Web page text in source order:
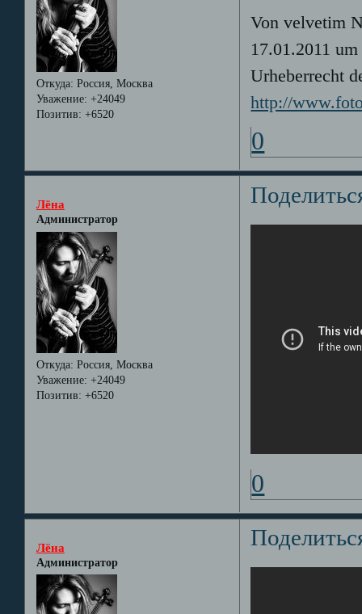
Откуда: Россия, Москва
Уважение: +24049
Позитив: +6520
Von velvetim
17.01.2011
Urheberrecht
http://
0
Лёна
Администратор
Откуда: Россия, Москва
Уважение: +24049
Позитив: +6520
0
Лёна
Администратор